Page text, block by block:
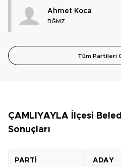
Ahmet Koca
BĞMZ
Tüm Partileri
ÇAMLIYAYLA İlçesi
Sonuçları
PARTİ ADAY